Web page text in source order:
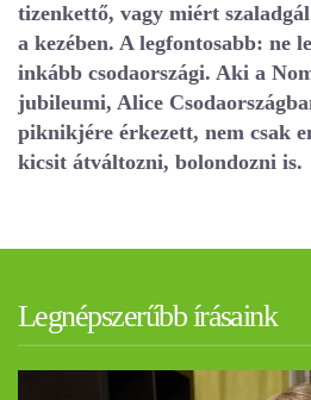
tizenkettő, vagy miért
a kezében. A legfontosabb: ne
inkább csodaországi. Aki a
jubileumi, Alice
piknikjére érkezett, nem csak
kicsit átváltozni, bolondozni is.
Legnépszerűbb írásaink